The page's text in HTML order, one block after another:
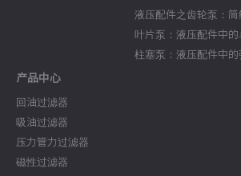
液压配件之齿轮泵：
叶片泵：液压配件中的
柱塞泵：液压配件中的
产品中心
回油过滤器
吸油过滤器
压力管力过滤器
磁性过滤器